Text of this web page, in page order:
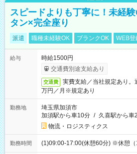
スピードよりも丁寧に！未経
タン×完全座り
派遣 職種未経験OK ブランクOK WEB登
給与
時給1500円
交通費別途支給あり
交通費
実費支給／当社規定あり
万円／月※規定あり
勤務地
埼玉県加須市
加須駅から車10分 / 久喜駅から車
物流・ロジスティクス
勤務時間 (1)09:00-17:00(休憩60分) ※休憩（